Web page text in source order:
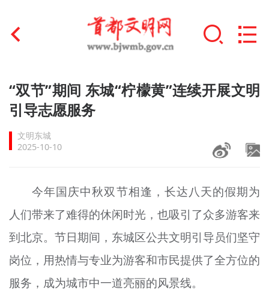
首页
文明创建
文明实践
未成年人思想道德建设
榜样人物
+
身边好人
文明评论
“双节”期间 东城“柠檬黄”连续开展文明
引导志愿服务
文明东城
2025-10-10
今年国庆中秋双节相逢，长达八天的假期为
人们带来了难得的休闲时光，也吸引了众多游客来
到北京。节日期间，东城区公共文明引导员们坚守
岗位，用热情与专业为游客和市民提供了全方位的
服务，成为城市中一道亮丽的风景线。